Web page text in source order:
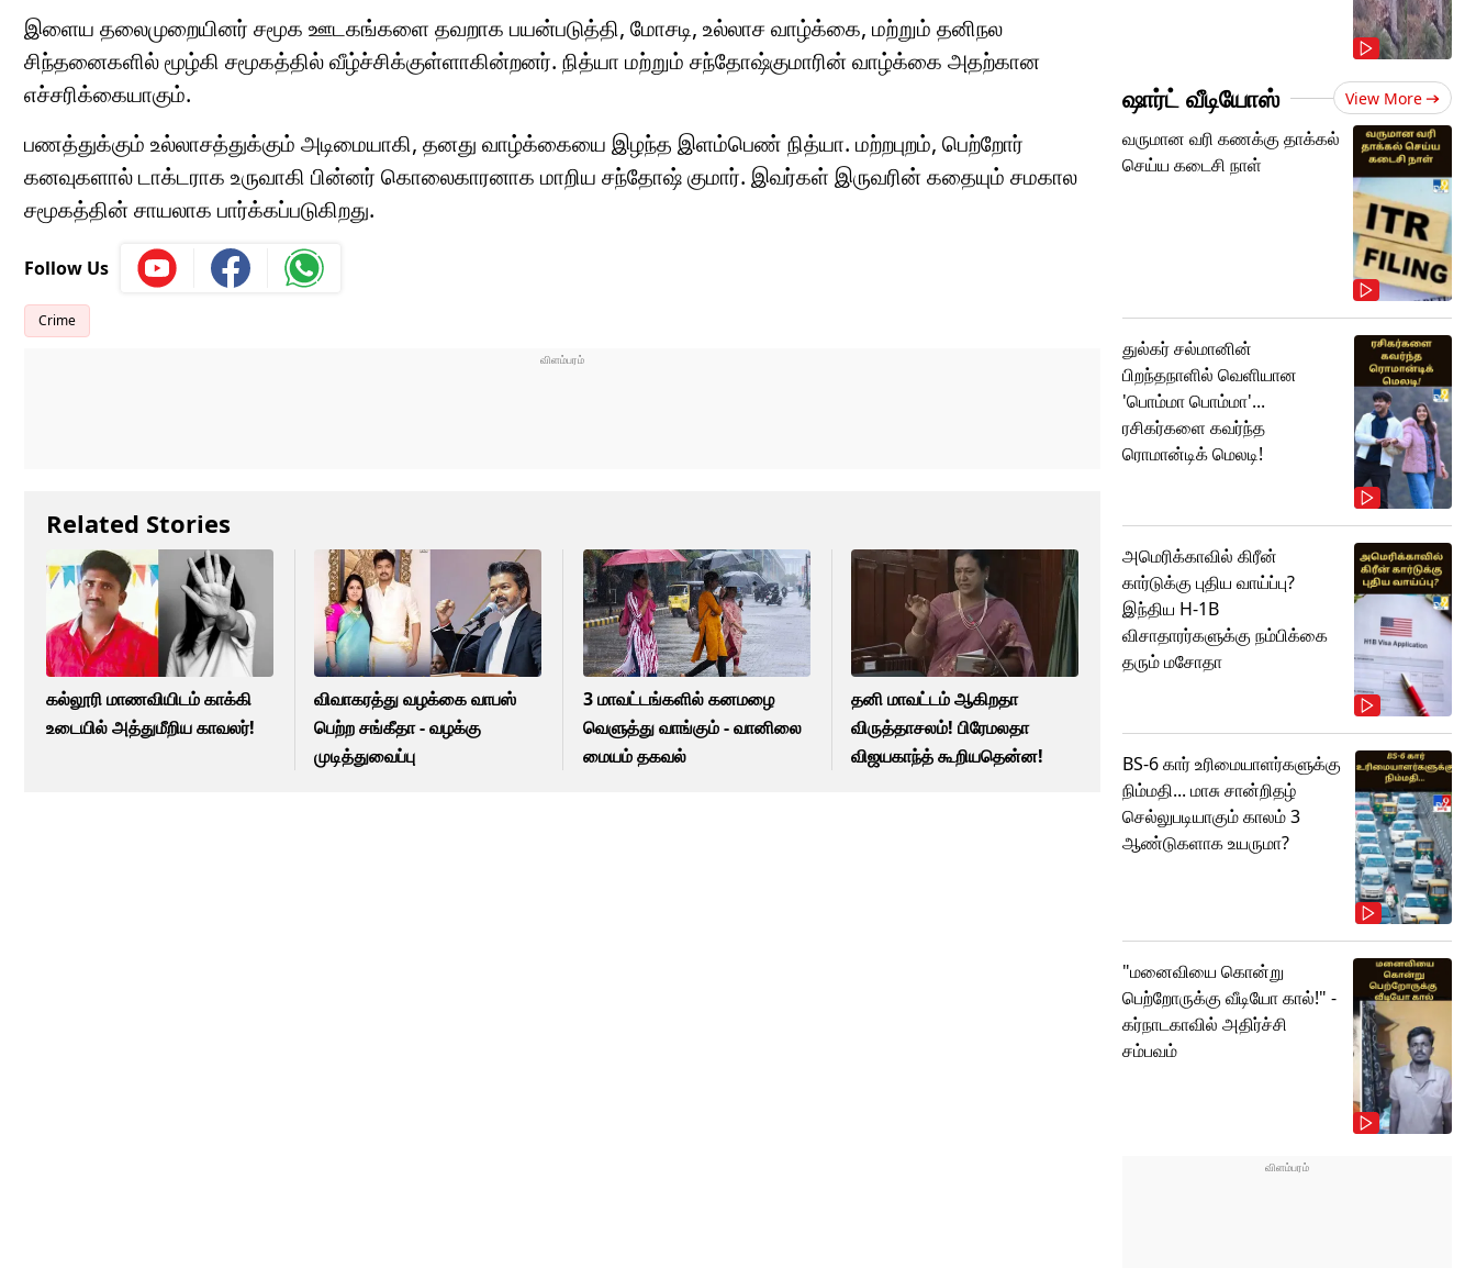
இளைய தலைமுறையினர் சமூக ஊடகங்களை தவறாக பயன்படுத்தி, மோசடி, உல்லாச வாழ்க்கை, மற்றும் தனிநல
சிந்தனைகளில் மூழ்கி சமூகத்தில் வீழ்ச்சிக்குள்ளாகின்றனர். நித்யா மற்றும் சந்தோஷ்குமாரின் வாழ்க்கை அதற்கான
எச்சரிக்கையாகும்.
பணத்துக்கும் உல்லாசத்துக்கும் அடிமையாகி, தனது வாழ்க்கையை இழந்த இளம்பெண் நித்யா. மற்றபுறம், பெற்றோர்
கனவுகளால் டாக்டராக உருவாகி பின்னர் கொலைகாரனாக மாறிய சந்தோஷ் குமார். இவர்கள் இருவரின் கதையும் சமகால
சமூகத்தின் சாயலாக பார்க்கப்படுகிறது.
Follow Us
Crime
Related Stories
கல்லூரி மாணவியிடம் காக்கி
உடையில் அத்துமீறிய காவலர்!
விவாகரத்து வழக்கை வாபஸ்
பெற்ற சங்கீதா - வழக்கு
முடித்துவைப்பு
3 மாவட்டங்களில் கனமழை
வெளுத்து வாங்கும் - வானிலை
மையம் தகவல்
தனி மாவட்டம் ஆகிறதா
விருத்தாசலம்! பிரேமலதா
விஜயகாந்த் கூறியதென்ன!
ஷார்ட் வீடியோஸ் View More
வருமான வரி கணக்கு தாக்கல்
செய்ய கடைசி நாள்
துல்கர் சல்மானின்
பிறந்தநாளில் வெளியான
'பொம்மா பொம்மா'...
ரசிகர்களை கவர்ந்த
ரொமான்டிக் மெலடி!
அமெரிக்காவில் கிரீன்
கார்டுக்கு புதிய வாய்ப்பு?
இந்திய H-1B
விசாதாரர்களுக்கு நம்பிக்கை
தரும் மசோதா
BS-6 கார் உரிமையாளர்களுக்கு
நிம்மதி... மாசு சான்றிதழ்
செல்லுபடியாகும் காலம் 3
ஆண்டுகளாக உயருமா?
"மனைவியை கொன்று
பெற்றோருக்கு வீடியோ கால்!" -
கர்நாடகாவில் அதிர்ச்சி
சம்பவம்